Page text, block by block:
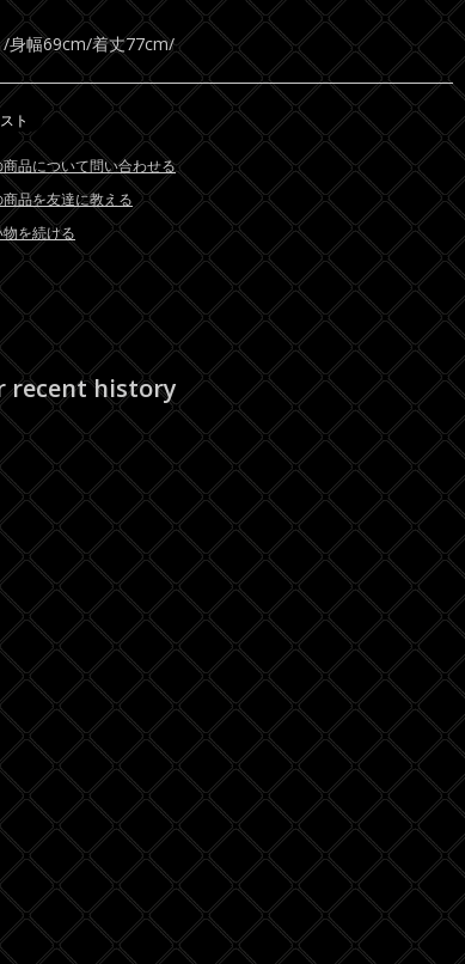
/身幅69cm/着丈77cm/
商品について問い合わせる
品を友達に教える
物を続ける
recent history